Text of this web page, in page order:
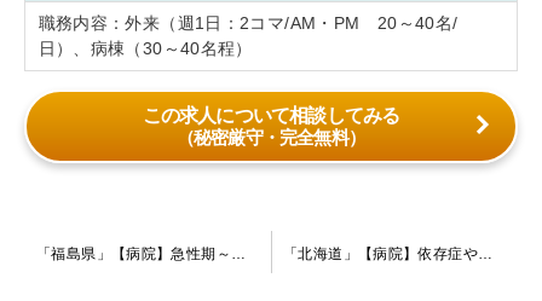
職務内容：外来（週1日：2コマ/AM・PM 20～40名/
日）、病棟（30～40名程）
この求人について相談してみる
（秘密厳守・完全無料）
「福島県」【病院】急性期～慢性期まで幅広く対応している病院です。外来の対応人数は少な目です。地域に根差した医療提供を行っております。「主治医制で一貫して患者様を診たい」とお考えの先生にお勧めです！ 「北海道」【病院】依存症や児童思春期などの幅広い疾患の患者様を対応している病院です。サブスペシャリティを活かしたいをお考えの指定医の先生を歓迎致します！